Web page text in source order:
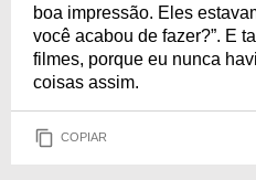
boa impressão. Eles
você acabou de fazer?”. E
filmes, porque eu nunca
coisas assim.
COPIAR